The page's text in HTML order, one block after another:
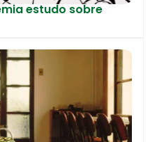
estudo sobre